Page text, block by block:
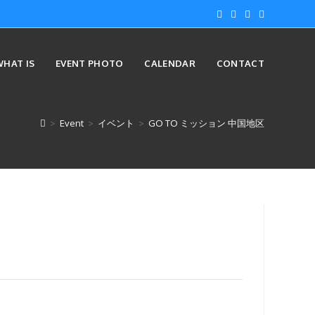
IS EVENT PHOTO CALENDAR CONTACT
> Event > イベント > GO TO ミッション 中国地区